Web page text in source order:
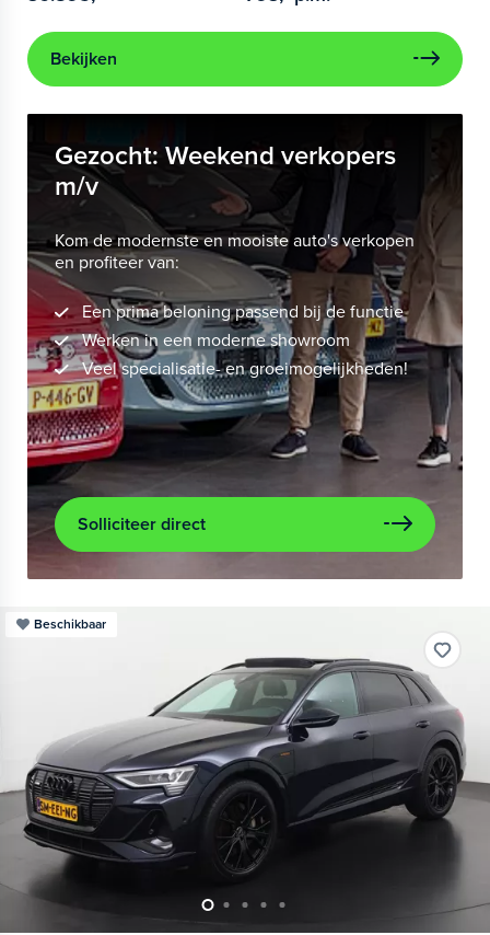
Bekijken
Gezocht: Weekend verkopers
m/v
Kom de modernste en mooiste auto's verkopen
en profiteer van:
Een prima beloning passend bij de functie
Werken in een moderne showroom
Veel specialisatie- en groeimogelijkheden!
Solliciteer direct
Beschikbaar